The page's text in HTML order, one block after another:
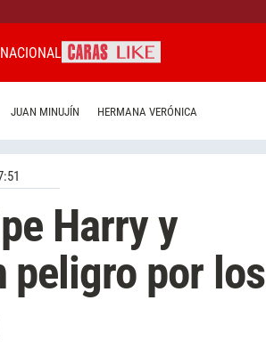
JUAN MINUJÍN HERMANA VERÓNICA
Harry y
peligro por los